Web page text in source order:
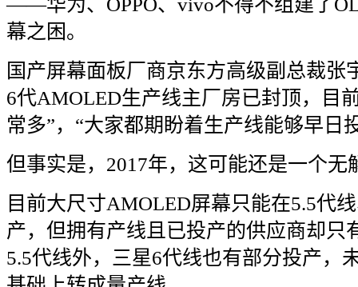
——华为、 OPPO、 vivo不得不组建了
幕之困。
国产屏幕面板厂商京东方高级副总裁张
6代AMOLED生产线主厂房已封顶，目
常多”， “大家都期盼着生产线能够早日
但事实是， 2017年，这可能还是一个无
目前大尺寸AMOLED屏幕只能在5.5代
产，但拥有产线且已投产的供应商却只
5.5代线外，三星6代线也有部分投产，